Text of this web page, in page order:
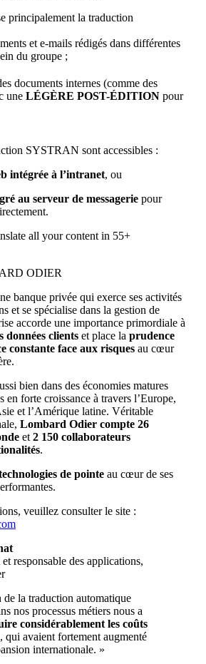
principalement la traduction
et e-mails rédigés dans différentes
du groupe ;
documents internes (comme des
une LÉGÈRE POST-ÉDITION pour
SYSTRAN sont accessibles :
intégrée à l’intranet, ou
au serveur de messagerie pour
ODIER
banque privée qui exerce ses activités
et se spécialise dans la gestion de
accorde une importance primordiale à
données clients et place la prudence
constante face aux risques au cœur
bien dans des économies matures
en forte croissance à travers l’Europe,
et l’Amérique latine. Véritable
Lombard Odier compte 26
et 2 150 collaborateurs
.
de pointe au cœur de ses
veuillez consulter le site :
responsable des applications,
de la traduction automatique
nos processus métiers nous a
considérablement les coûts
, qui avaient fortement augmenté
internationale. »